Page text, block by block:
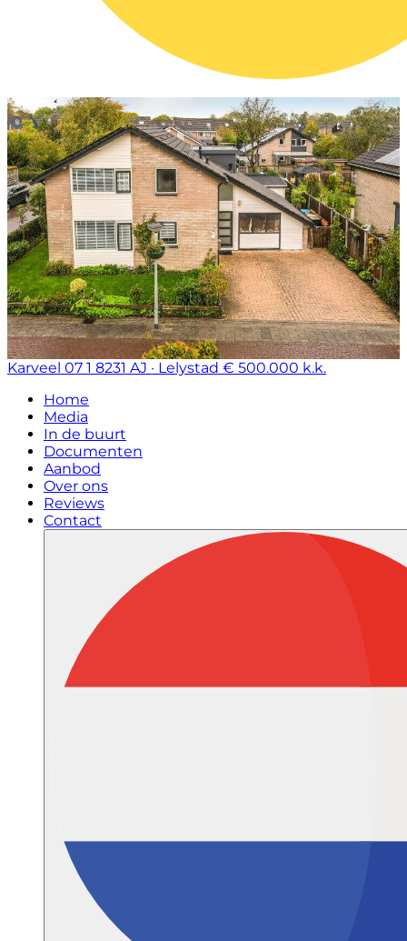
Karveel 07 1 8231 AJ · Lelystad € 500.000 k.k.
Home
Media
In de buurt
Documenten
Aanbod
Over ons
Reviews
Contact